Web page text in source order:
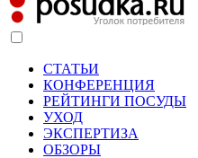
СТАТЬИ
КОНФЕРЕНЦИЯ
РЕЙТИНГИ ПОСУДЫ
УХОД
ЭКСПЕРТИЗА
ОБЗОРЫ